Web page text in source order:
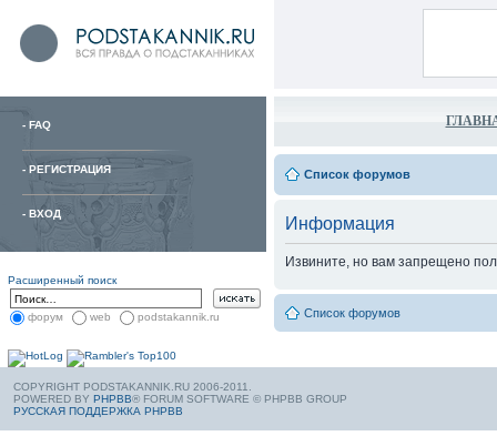
- FAQ
- РЕГИСТРАЦИЯ
- ВХОД
Расширенный поиск
форум web podstakannik.ru
Список форумов
Информация
Извините, но вам запрещено
Список форумов
COPYRIGHT PODSTAKANNIK.RU 2006-2011.
POWERED BY PHPBB® FORUM SOFTWARE © PHPBB GROUP
РУССКАЯ ПОДДЕРЖКА PHPBB